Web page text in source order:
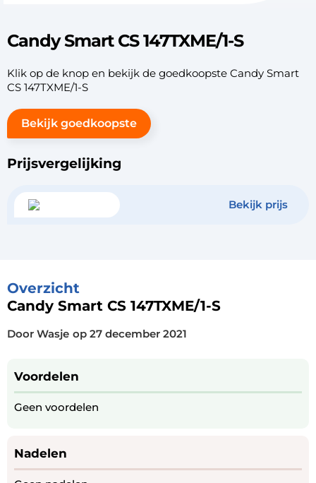
Candy Smart CS 147TXME/1-S
Klik op de knop en bekijk de goedkoopste Candy Smart
CS 147TXME/1-S
Bekijk goedkoopste
Prijsvergelijking
Bekijk prijs
Overzicht
Candy Smart CS 147TXME/1-S
Door Wasje op 27 december 2021
Voordelen
Geen voordelen
Nadelen